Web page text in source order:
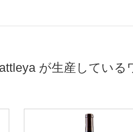
が生産している